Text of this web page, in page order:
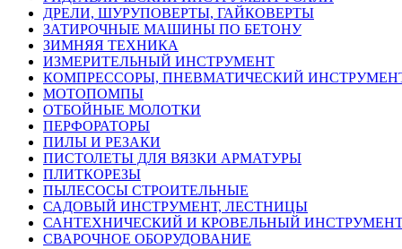
ДРЕЛИ, ШУРУПОВЕРТЫ, ГАЙКОВЕРТЫ
ЗАТИРОЧНЫЕ МАШИНЫ ПО БЕТОНУ
ЗИМНЯЯ ТЕХНИКА
ИЗМЕРИТЕЛЬНЫЙ ИНСТРУМЕНТ
КОМПРЕССОРЫ, ПНЕВМАТИЧЕСКИЙ
МОТОПОМПЫ
ОТБОЙНЫЕ МОЛОТКИ
ПЕРФОРАТОРЫ
ПИЛЫ И РЕЗАКИ
ПИСТОЛЕТЫ ДЛЯ ВЯЗКИ АРМАТУРЫ
ПЛИТКОРЕЗЫ
ПЫЛЕСОСЫ СТРОИТЕЛЬНЫЕ
САДОВЫЙ ИНСТРУМЕНТ, ЛЕСТНИЦЫ
САНТЕХНИЧЕСКИЙ И КРОВЕЛЬНЫЙ
СВАРОЧНОЕ ОБОРУДОВАНИЕ